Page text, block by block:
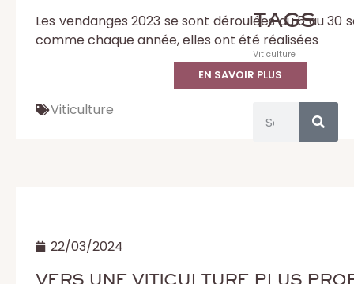
Les vendanges 2023 se sont déroulées du 5 au 30
comme chaque année, elles ont été réalisées
EN SAVOIR PLUS
Viticulture
22/03/2024
VERS UNE VITICULTURE PLUS
TAGS
Viticulture